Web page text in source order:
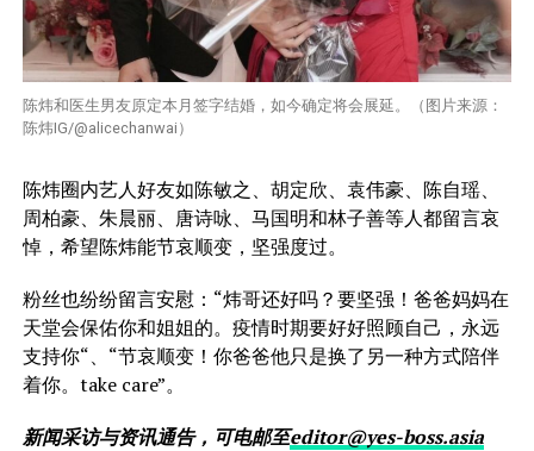
陈炜和医生男友原定本月签字结婚，如今确定将会展延。（图片来源：
陈炜IG/@alicechanwai）
陈炜圈内艺人好友如陈敏之、胡定欣、袁伟豪、陈自瑶、
周柏豪、朱晨丽、唐诗咏、马国明和林子善等人都留言哀
悼，希望陈炜能节哀顺变，坚强度过。
粉丝也纷纷留言安慰：“炜哥还好吗？要坚强！爸爸妈妈在
天堂会保佑你和姐姐的。疫情时期要好好照顾自己，永远
支持你“、“节哀顺变！你爸爸他只是换了另一种方式陪伴
着你。take care”。
新闻采访与资讯通告，可电邮至editor@yes-boss.asia